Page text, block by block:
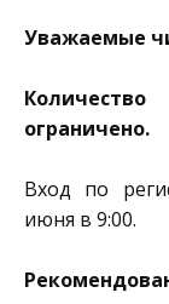
Уважаемые
ограничено.
Вход по
июня в 9:00.